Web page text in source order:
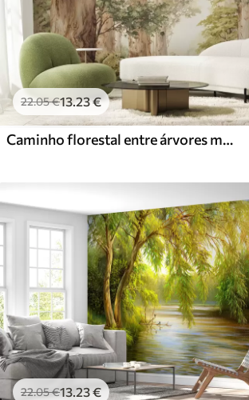
22.05€13.23€
Caminho florestal entre árvores majestosas em estilo aquarela
22.05€13 .23€